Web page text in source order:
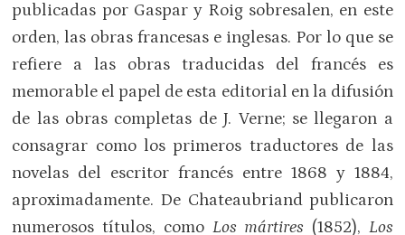
publicadas por Gaspar y Roig sobresalen, en este
orden, las obras francesas e inglesas. Por lo que se
refiere a las obras traducidas del francés es
memorable el papel de esta editorial en la difusión
de las obras completas de J. Verne; se llegaron a
consagrar como los primeros traductores de las
novelas del escritor francés entre 1868 y 1884,
aproximadamente. De Chateaubriand publicaron
numerosos títulos, como Los mártires (1852), Los